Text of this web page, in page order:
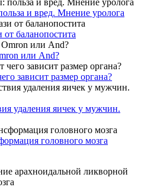
и вред. Мнение уролога
баланопостита
или And?
зависит размер органа?
удаления яичек у мужчин.
головного мозга